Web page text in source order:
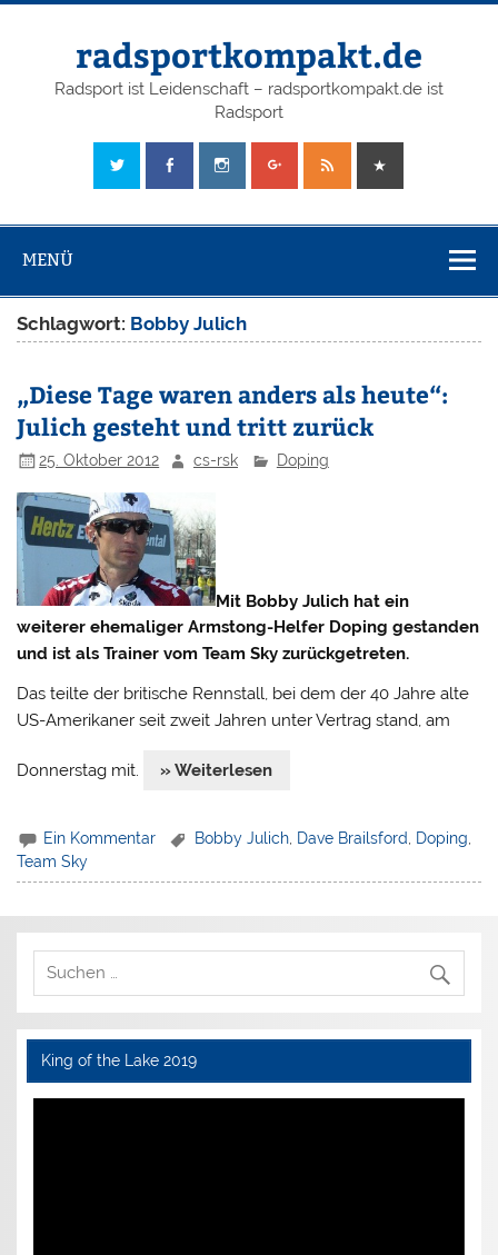
radsportkompakt.de
Radsport ist Leidenschaft – radsportkompakt.de ist
Radsport
MENÜ
Schlagwort: Bobby Julich
„Diese Tage waren anders als heute“:
Julich gesteht und tritt zurück
25. Oktober 2012 cs-rsk Doping
Mit Bobby Julich hat ein
weiterer ehemaliger Armstong-Helfer Doping gestanden
und ist als Trainer vom Team Sky zurückgetreten.
Das teilte der britische Rennstall, bei dem der 40 Jahre alte
US-Amerikaner seit zweit Jahren unter Vertrag stand, am
Donnerstag mit. » Weiterlesen
Ein Kommentar Bobby Julich Dave Brailsford Doping
Team Sky
King of the Lake 2019
Video-